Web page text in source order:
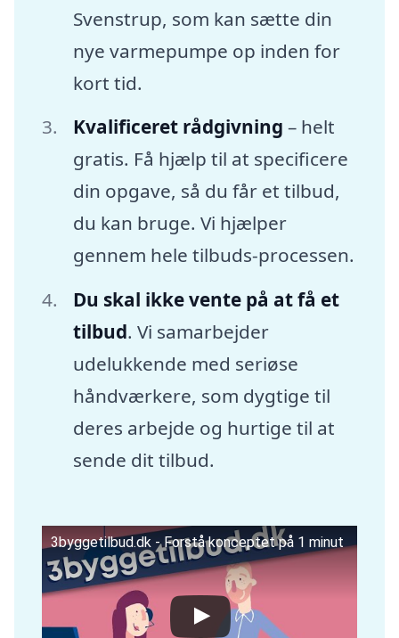
Svenstrup, som kan sætte din
nye varmepumpe op inden for
kort tid.
Kvalificeret rådgivning – helt
gratis. Få hjælp til at specificere
din opgave, så du får et tilbud,
du kan bruge. Vi hjælper
gennem hele tilbuds-processen.
Du skal ikke vente på at få et
tilbud. Vi samarbejder
udelukkende med seriøse
håndværkere, som dygtige til
deres arbejde og hurtige til at
sende dit tilbud.
3byggetilbud.dk - Forstå konceptet på 1 minut